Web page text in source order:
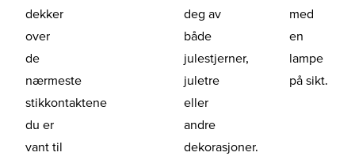
dekker
over
de
nærmeste
stikkontaktene
du er
vant til
deg av
både
julestjerner,
juletre
eller
andre
dekorasjoner.
med
en
lampe
på sikt.